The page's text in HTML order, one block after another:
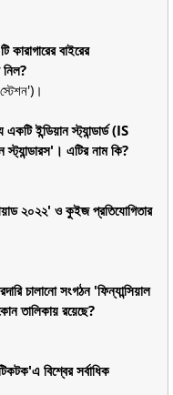
বাইরের
নিল?
ইন্ডিয়ান স্ট্যান্ডার্ড (IS
এটির নাম কি?
২০২২' ও কুইজ প্রতিযোগিতার
চালানো সংগঠন 'ফিন্যান্সিয়াল
তালিকায় রয়েছে?
বিশ্বের সর্বাধিক